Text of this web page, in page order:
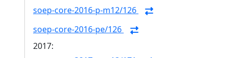
soep-core-2016-p-m12/126
soep-core-2016-pe/126
2017: